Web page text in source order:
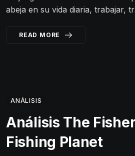
abeja en su vida diaria, trabajar,
READ MORE
ANÁLISIS
Análisis The
Fishing Planet